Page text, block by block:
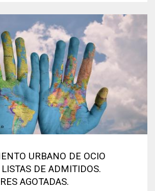
URBANO DE OCIO
DE ADMITIDOS.
AGOTADAS.